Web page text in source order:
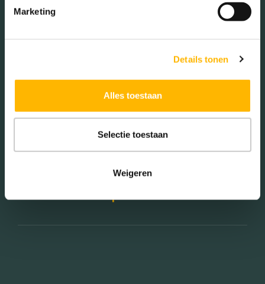
Marketing
Details tonen
Alles toestaan
Selectie toestaan
Weigeren
Éénpersoons huishoudens
Aantal inwoners:
11640